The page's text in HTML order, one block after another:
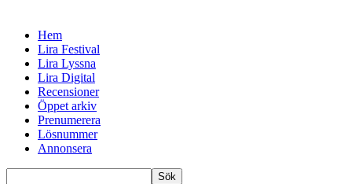
Hem
Lira Festival
Lira Lyssna
Lira Digital
Recensioner
Öppet arkiv
Prenumerera
Lösnummer
Annonsera